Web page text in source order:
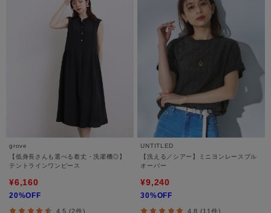
grove
【低身長さんも選べる着丈・洗濯機◎】
テントラインワンピース
¥6,160
20%OFF
4.5 (2件)
UNTITLED
【洗える／シアー】ミニヨンレースプル
オーバー
¥9,240
30%OFF
4.8 (11件)